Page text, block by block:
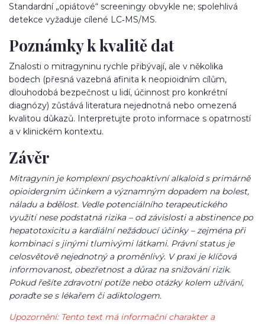
Standardní „opiátové“ screeningy obvykle ne; spolehlivá
detekce vyžaduje cílené LC‑MS/MS.
Poznámky k kvalitě dat
Znalosti o mitragyninu rychle přibývají, ale v několika
bodech (přesná vazebná afinita k neopioidním cílům,
dlouhodobá bezpečnost u lidí, účinnost pro konkrétní
diagnózy) zůstává literatura nejednotná nebo omezená
kvalitou důkazů. Interpretujte proto informace s opatrností
a v klinickém kontextu.
Závěr
Mitragynin je komplexní psychoaktivní alkaloid s primárně
opioidergním účinkem a významným dopadem na bolest,
náladu a bdělost. Vedle potenciálního terapeutického
využití nese podstatná rizika – od závislosti a abstinence po
hepatotoxicitu a kardiální nežádoucí účinky – zejména při
kombinaci s jinými tlumivými látkami. Právní status je
celosvětově nejednotný a proměnlivý. V praxi je klíčová
informovanost, obezřetnost a důraz na snižování rizik.
Pokud řešíte zdravotní potíže nebo otázky kolem užívání,
poraďte se s lékařem či adiktologem.
Upozornění: Tento text má informační charakter a